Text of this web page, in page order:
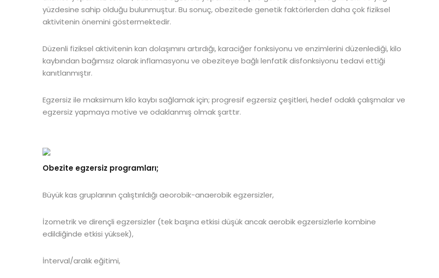
yüzdesine sahip olduğu bulunmuştur. Bu sonuç, obezitede genetik faktörlerden daha çok fiziksel
aktivitenin önemini göstermektedir.
Düzenli fiziksel aktivitenin kan dolaşımını artırdığı, karaciğer fonksiyonu ve enzimlerini düzenlediği, kilo
kaybından bağımsız olarak inflamasyonu ve obeziteye bağlı lenfatik disfonksiyonu tedavi ettiği
kanıtlanmıştır.
Egzersiz ile maksimum kilo kaybı sağlamak için; progresif egzersiz çeşitleri, hedef odaklı çalışmalar ve
egzersiz yapmaya motive ve odaklanmış olmak şarttır.
Obezite egzersiz programları;
Büyük kas gruplarının çalıştırıldığı aeorobik-anaerobik egzersizler,
İzometrik ve dirençli egzersizler (tek başına etkisi düşük ancak aerobik egzersizlerle kombine
edildiğinde etkisi yüksek),
İnterval/aralık eğitimi,